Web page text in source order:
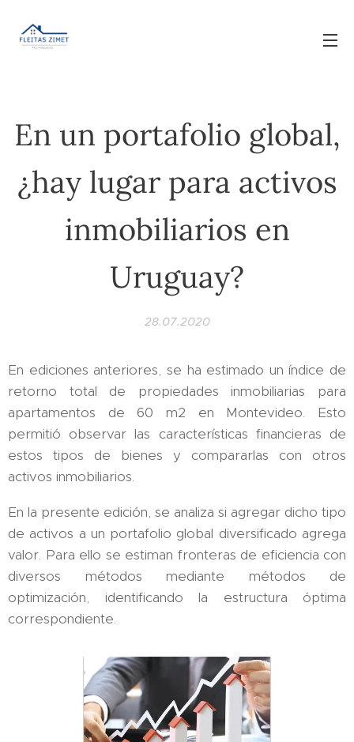
En un portafolio global,
¿hay lugar para activos
inmobiliarios en
Uruguay?
28.07.2020
En ediciones anteriores, se ha estimado un índice de
retorno total de propiedades inmobiliarias para
apartamentos de 60 m2 en Montevideo. Esto
permitió observar las características financieras de
estos tipos de bienes y compararlas con otros
activos inmobiliarios.
En la presente edición, se analiza si agregar dicho tipo
de activos a un portafolio global diversificado agrega
valor. Para ello se estiman fronteras de eficiencia con
diversos métodos mediante métodos de
optimización, identificando la estructura óptima
correspondiente.